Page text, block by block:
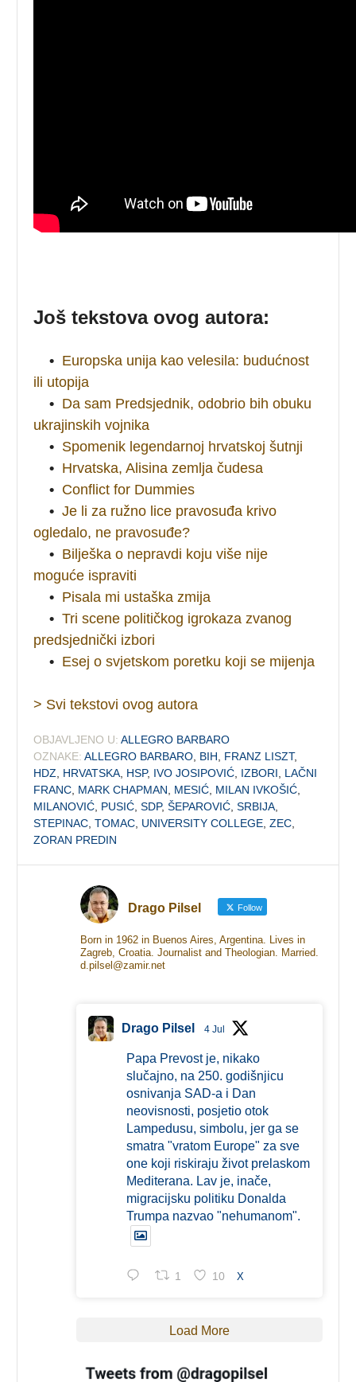
Još tekstova ovog autora:
• Europska unija kao velesila: budućnost
ili utopija
• Da sam Predsjednik, odobrio bih obuku
ukrajinskih vojnika
• Spomenik legendarnoj hrvatskoj šutnji
• Hrvatska, Alisina zemlja čudesa
• Conflict for Dummies
• Je li za ružno lice pravosuđa krivo
ogledalo, ne pravosuđe?
• Bilješka o nepravdi koju više nije
moguće ispraviti
• Pisala mi ustaška zmija
• Tri scene političkog igrokaza zvanog
predsjednički izbori
• Esej o svjetskom poretku koji se mijenja
> Svi tekstovi ovog autora
OBJAVLJENO U: ALLEGRO BARBARO
OZNAKE: ALLEGRO BARBARO BIH FRANZ LISZT,
HDZ
HRVATSKA HSP, IVO JOSIPOVIĆ IZBORI
LAČNI
FRANC MARK CHAPMAN MESIĆ MILAN IVKOŠIĆ
MILANOVIĆ PUSIĆ ,SDP,ŠEPAROVIĆ ,SRBIJA
STEPINAC ,TOMAC UNIVERSITY COLLEGE ,ZEC
ZORAN PREDIN
Drago Pilsel Follow
Born in 1962 in Buenos Aires, Argentina. Lives in
Zagreb, Croatia. Journalist and Theologian. Married.
d.pilsel@zamir.net
Drago Pilsel 4 Jul
Papa Prevost je, nikako
slučajno, na 250. godišnjicu
osnivanja SAD-a i Dan
neovisnosti, posjetio otok
Lampedusu, simbolu, jer ga se
smatra "vratom Europe" za sve
one koji riskiraju život prelaskom
Mediterana. Lav je, inače,
migracijsku politiku Donalda
Trumpa nazvao "nehumanom".
1 10 X
Load More